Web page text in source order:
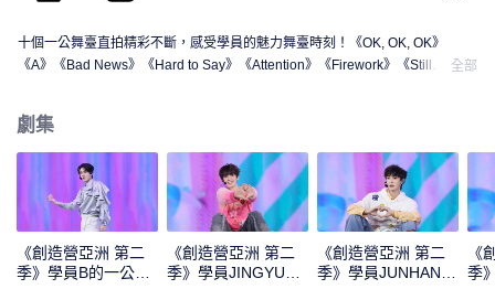
十個一公舞臺直拍精彩不斷，感受學員的魅力舞臺時刻！《OK, OK, OK》
《A》《Bad News》《Hard to Say》《Attention》《Firework》《Still
全部
劇集
《創造營亞洲 第二
季》學員B的一公直
《創造營亞洲 第二
季》學員JINGYU的
《創造營亞洲 第二
季》學員JUNHAN的
《
季